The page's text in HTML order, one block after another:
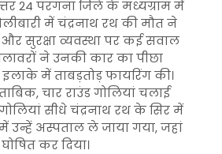
24 परगना जिले के मध्यग्राम में
में चंद्रनाथ रथ की मौत ने
और सुरक्षा व्यवस्था पर कई सवाल
ने उनकी कार का पीछा
इलाके में ताबड़तोड़ फायरिंग की।
चार राउंड गोलियां चलाई
सीधे चंद्रनाथ रथ के सिर में
उन्हें अस्पताल ले जाया गया, जहां
कर दिया।